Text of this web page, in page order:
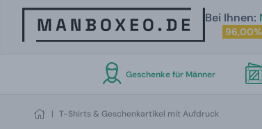
Bei Ihnen:
96,00%
Geschenke für Männer
| T-Shirts & Geschenkartikel mit Aufdruck